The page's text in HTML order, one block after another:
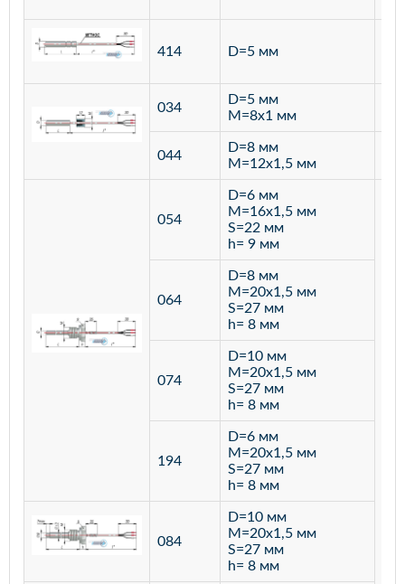
414 D=5 мм
034
D=5 мм
M=8х1 мм
044
D=8 мм
M=12х1,5 мм
054
D=6 мм
M=16х1,5 мм
S=22 мм
h= 9 мм
064
D=8 мм
M=20х1,5 мм
S=27 мм
h= 8 мм
074
D=10 мм
M=20х1,5 мм
S=27 мм
h= 8 мм
194
D=6 мм
M=20х1,5 мм
S=27 мм
h= 8 мм
084
D=10 мм
M=20х1,5 мм
S=27 мм
h= 8 мм